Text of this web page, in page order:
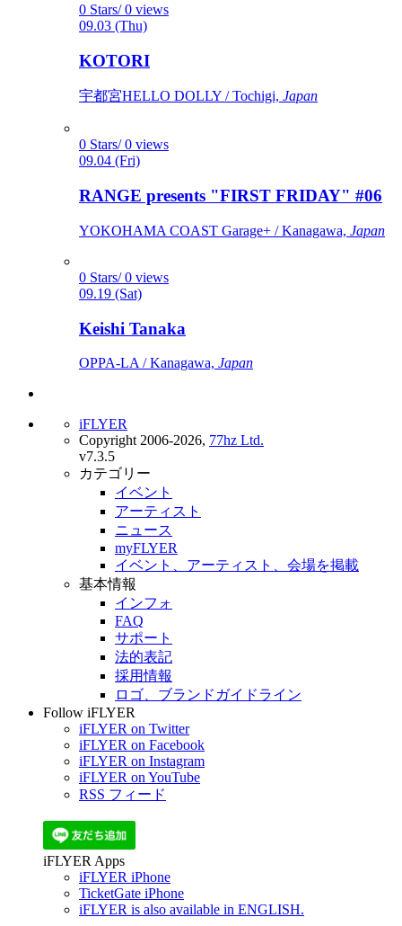
0 Stars/ 0 views
09.03 (Thu)
KOTORI
宇都宮HELLO DOLLY / Tochigi, Japan
0 Stars/ 0 views
09.04 (Fri)
RANGE presents "FIRST FRIDAY" #06
YOKOHAMA COAST Garage+ / Kanagawa, Japan
0 Stars/ 0 views
09.19 (Sat)
Keishi Tanaka
OPPA-LA / Kanagawa, Japan
iFLYER
Copyright 2006-2026, 77hz Ltd.
v7.3.5
カテゴリー
イベント
アーティスト
ニュース
myFLYER
イベント、アーティスト、会場を掲載
基本情報
インフォ
FAQ
サポート
法的表記
採用情報
ロゴ、ブランドガイドライン
Follow iFLYER
iFLYER on Twitter
iFLYER on Facebook
iFLYER on Instagram
iFLYER on YouTube
RSS フィード
iFLYER Apps
iFLYER iPhone
TicketGate iPhone
iFLYER is also available in ENGLISH.